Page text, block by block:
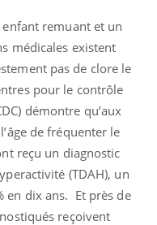
remuant et un
médicales existent
pas de clore le
pour le contrôle
démontre qu’aux
de fréquenter le
reçu un diagnostic
(TDAH), un
en dix ans. Et près de
reçoivent